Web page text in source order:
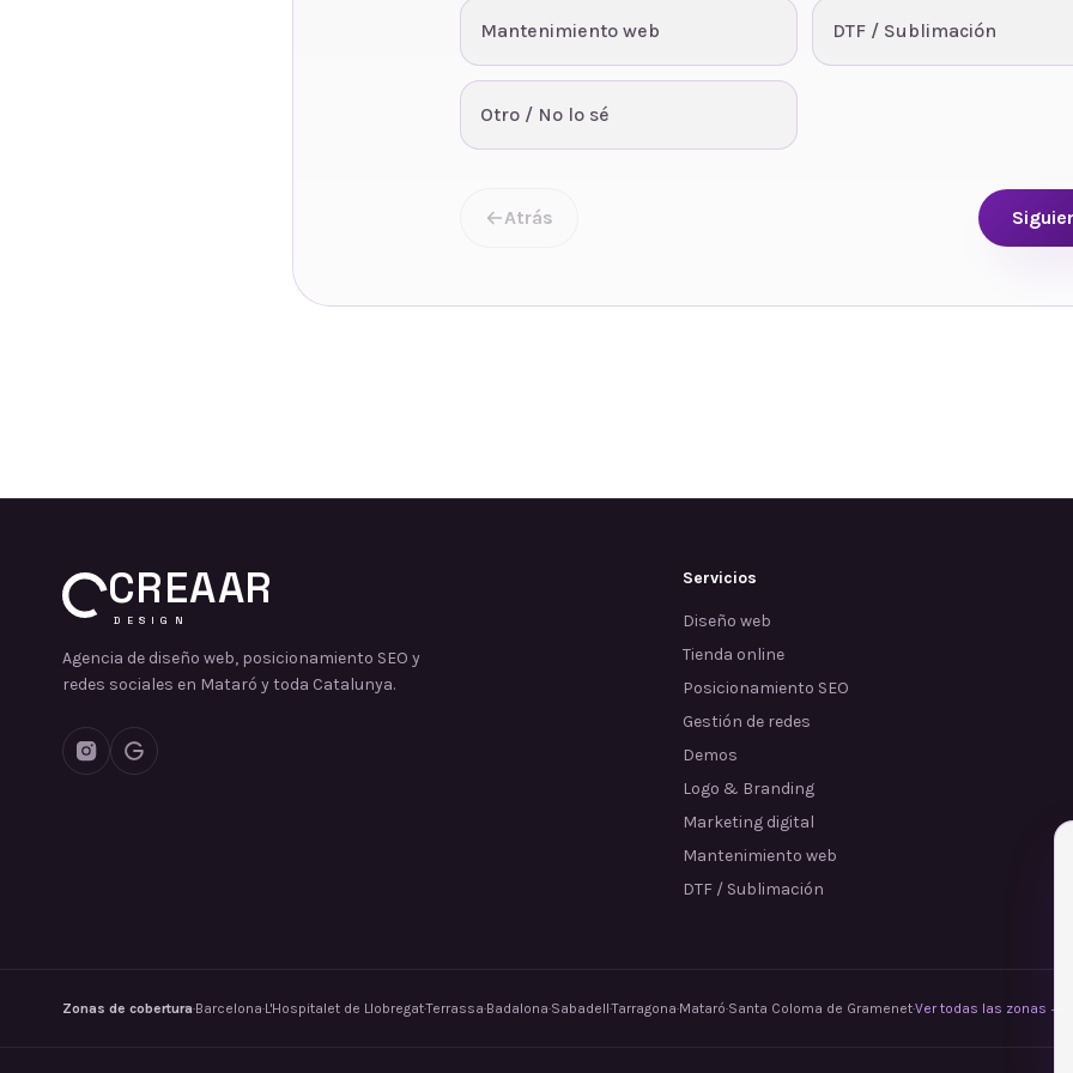
Mantenimiento web DTF / Sublimación
Otro / No lo sé
Atrás
CREAAR
DESIGN
Agencia de diseño web, posicionamiento SEO y
redes sociales en Mataró y toda Catalunya.
Servicios
Diseño web
Tienda online
Posicionamiento SEO
Gestión de redes
Demos
Logo & Branding
Marketing digital
Mantenimiento web
DTF / Sublimación
Zonas de cobertura·Barcelona·L'Hospitalet de Llobregat·Terrassa·Badalona·Sabadell·Tarragona·Mataró·Santa Coloma de Gramenet·Ver todas las zonas →